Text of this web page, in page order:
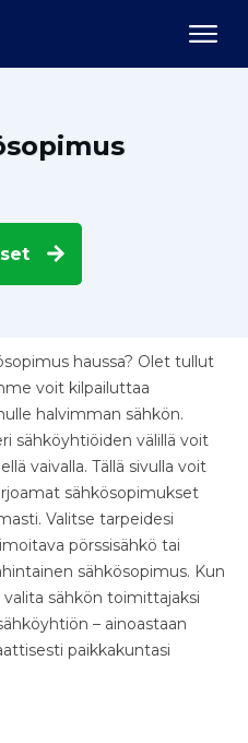
haussa? Olet tullut
voit kilpailuttaa
halvimman sähkön.
sähköyhtiöiden välillä voit
vaivalla. Tällä sivulla voit
sähkösopimukset
Valitse tarpeidesi
pörssisähkö tai
sähkösopimus. Kun
valita sähkön toimittajaksi
– ainoastaan
paikkakuntasi